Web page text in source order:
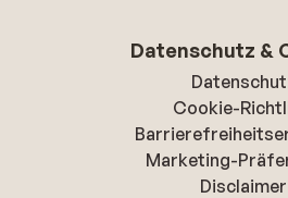
Datenschutz &
Cookie-
Marketing-
Disclaimer